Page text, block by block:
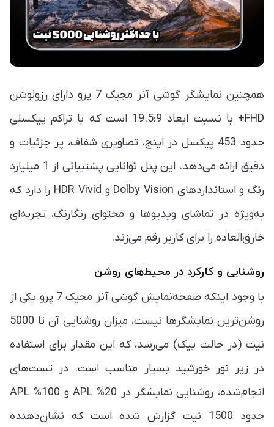
همچنین نمایشگر گوشی آنر مجیک 7 پرو دارای رزولوشن
FHD+ با نسبت ابعاد 19.5:9 است که با تراکم پیکسلی
حدود 453 پیکسل در اینچ، تصاویری شفاف، پر جزئیات و
دقیق ارائه می‌دهد. این پنل توانایی پشتیبانی از 1 میلیارد
رنگ و استانداردهای Dolby Vision و HDR Vivid را دارد که
به‌ویژه در تماشای ویدیوها و محتوای رنگارنگ، تجربه‌ای
خارق‌العاده را برای کاربر رقم می‌زند.
روشنایی و کارکرد در محیط‌های روشن
با وجود اینکه صفحه‌نمایش گوشی آنر مجیک 7 پرو یکی از
روشن‌ترین نمایشگرها نیست، میزان روشنایی آن تا 5000
نیت (در حالت پیک) می‌رسد، که این مقدار برای استفاده
در زیر نور خورشید بسیار مناسب است. در تست‌های
انجام‌شده، روشنایی نمایشگر در 20% APL و 100% APL
حدود 1500 نیت گزارش شده است که نشان‌دهنده